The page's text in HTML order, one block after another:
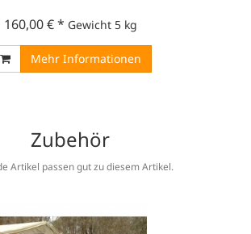
160,00 €* Gewicht 5 kg
Mehr Informationen
Zubehör
Artikel passen gut zu diesem Artikel.